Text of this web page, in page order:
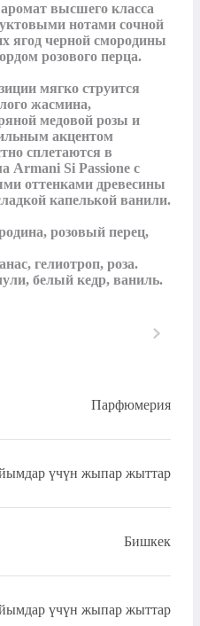
высшего класса
нотами сочной
ягод черной смородины
розового перца.
мягко струится
жасмина,
медовой розы и
акцентом
сплетаются в
Si Passione с
оттенками древесины
капелькой ванили.
розовый перец,
гелиотроп, роза.
белый кедр, ваниль.
Парфюмерия
үчүн жыпар жыттар
Бишкек
үчүн жыпар жыттар